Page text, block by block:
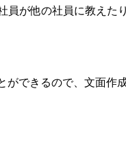
が他の社員に教えた
できるので、文面作